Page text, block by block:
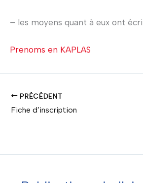
– les moyens quant à eux ont
Prenoms en KAPLAS
PRÉCÉDENT
Fiche d’inscription